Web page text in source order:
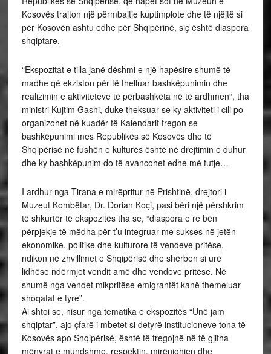
Kosovës trajton një përmbajtje kuptimplote dhe të njëjtë si
për Kosovën ashtu edhe për Shqipërinë, siç është diaspora
shqiptare.
“Ekspozitat e tilla janë dëshmi e një hapësire shumë të
madhe që ekziston për të thelluar bashkëpunimin dhe
realizimin e aktiviteteve të përbashkëta në të ardhmen“, tha
ministri Kujtim Gashi, duke theksuar se ky aktiviteti i cili po
organizohet në kuadër të Kalendarit tregon se
bashkëpunimi mes Republikës së Kosovës dhe të
Shqipërisë në fushën e kulturës është në drejtimin e duhur
dhe ky bashkëpunim do të avancohet edhe më tutje…
I ardhur nga Tirana e mirëpritur në Prishtinë, drejtori i
Muzeut Kombëtar, Dr. Dorian Koçi, pasi bëri një përshkrim
të shkurtër të ekspozitës tha se, “diaspora e re bën
përpjekje të mëdha për t’u integruar me sukses në jetën
ekonomike, politike dhe kulturore të vendeve pritëse,
ndikon në zhvillimet e Shqipërisë dhe shërben si urë
lidhëse ndërmjet vendit amë dhe vendeve pritëse. Në
shumë nga vendet mikpritëse emigrantët kanë themeluar
shoqatat e tyre”.
Ai shtoi se, nisur nga tematika e ekspozitës “Unë jam
shqiptar”, ajo çfarë i mbetet si detyrë institucioneve tona të
Kosovës apo Shqipërisë, është të tregojnë në të gjitha
mënyrat e mundshme, respektin, mirënjohjen dhe